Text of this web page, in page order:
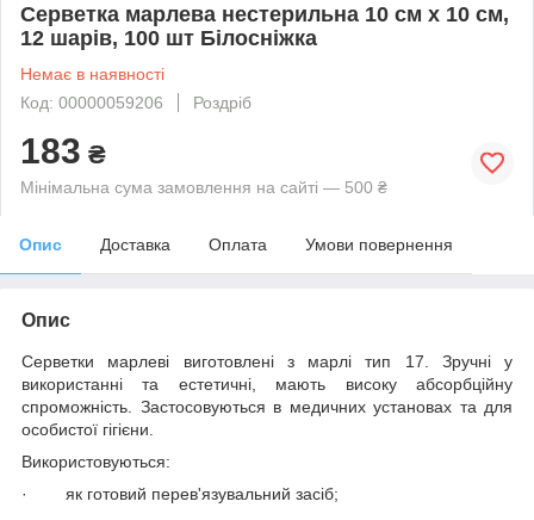
Серветка марлева нестерильна 10 см х 10 см,
12 шарів, 100 шт Білосніжка
Немає в наявності
Код: 00000059206
Роздріб
183 ₴
Мінімальна сума замовлення на сайті — 500 ₴
Опис Доставка Оплата Умови повернення
Опис
Серветки марлеві виготовлені з марлі тип 17. Зручні у
використанні та естетичні, мають високу абсорбційну
спроможність. Застосовуються в медичних установах та для
особистої гігієни.
Використовуються:
·
як готовий перев'язувальний засіб;